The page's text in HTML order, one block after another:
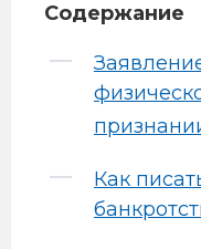
Содержание
Как